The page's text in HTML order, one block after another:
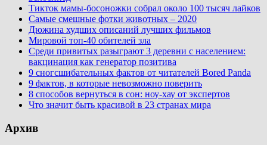
Тикток мамы-босоножки собрал около 100 тысяч лайков
Самые смешные фотки животных – 2020
Дюжина худших описаний лучших фильмов
Мировой топ-40 обителей зла
Среди привитых разыграют 3 деревни с населением:
вакцинация как генератор позитива
9 сногсшибательных фактов от читателей Bored Panda
9 фактов, в которые невозможно поверить
8 способов вернуться в сон: ноу-хау от экспертов
Что значит быть красивой в 23 странах мира
Архив